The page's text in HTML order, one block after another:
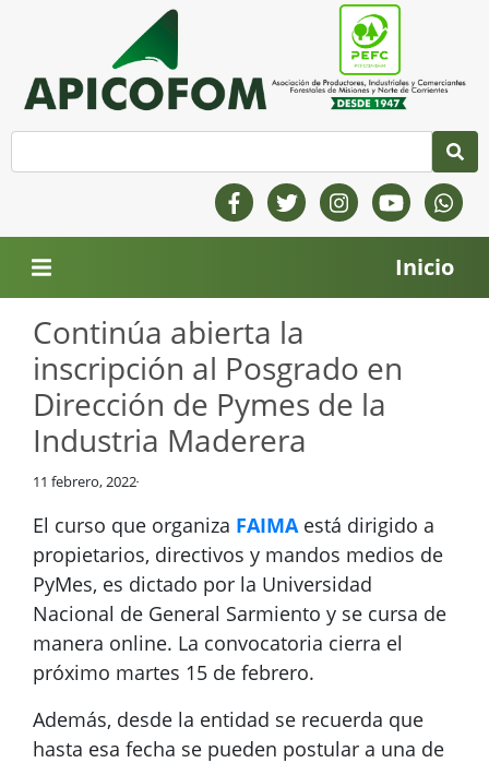
Inicio
Continúa abierta la
inscripción al Posgrado en
Dirección de Pymes de la
Industria Maderera
11 febrero, 2022
El curso que organiza FAIMA está dirigido a
propietarios, directivos y mandos medios de
PyMes, es dictado por la Universidad
Nacional de General Sarmiento y se cursa de
manera online. La convocatoria cierra el
próximo martes 15 de febrero.
Además, desde la entidad se recuerda que
hasta esa fecha se pueden postular a una de